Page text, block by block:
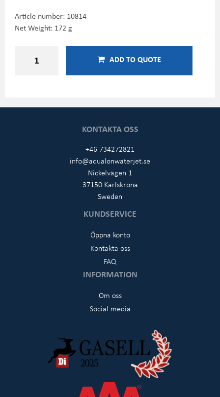
Article number: 10814
Net Weight: 172 g
ADD TO QUOTE
KONTAKTA OSS
+46 734272821
info@aqualonwaterjet.se
Nickelvägen 1
37150 Karlskrona
Sweden
KUNDSERVICE
Öppna konto
Kontakta oss
FAQ
INFORMATION
Om oss
Social media